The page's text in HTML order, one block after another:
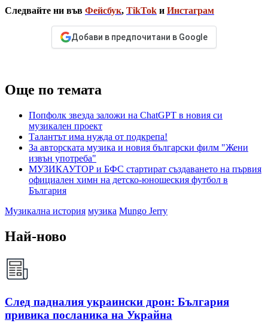
Следвайте ни във Фейсбук, TikTok и Инстаграм
Добави в предпочитани в Google
Още по темата
Попфолк звезда заложи на ChatGPT в новия си
музикален проект
Талантът има нужда от подкрепа!
За авторската музика и новия български филм "Жени
извън употреба"
МУЗИКАУТОР и БФС стартират създаването на първия
официален химн на детско-юношеския футбол в
България
Музикална история музика Mungo Jerry
Най-ново
След падналия украински дрон: България
привика посланика на Украйна